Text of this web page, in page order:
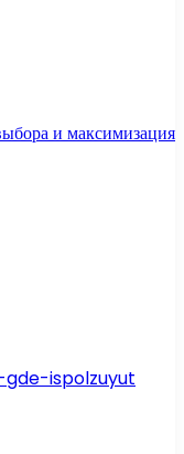
и максимизация
ispolzuyut